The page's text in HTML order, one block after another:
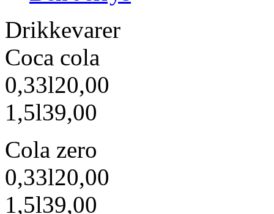
Drikkevarer
Coca cola
0,33l20,00
1,5l39,00
Cola zero
0,33l20,00
1,5l39,00